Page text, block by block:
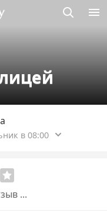
в 08:00
...